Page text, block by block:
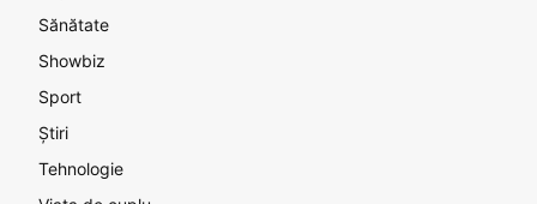
Sănătate
Showbiz
Sport
Știri
Tehnologie